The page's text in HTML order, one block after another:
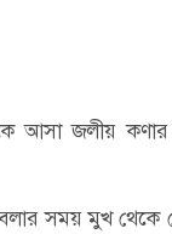
আসা জলীয় কণার
সময় মুখ থেকে